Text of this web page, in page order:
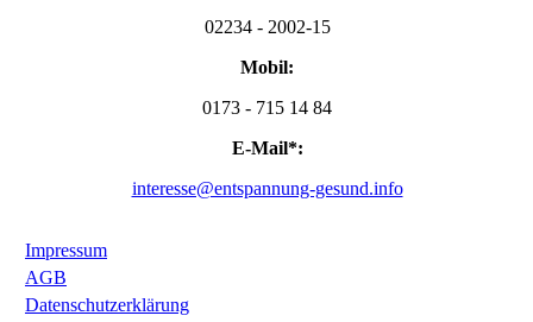
02234 - 2002-15
Mobil:
0173 - 715 14 84
E-Mail*:
interesse@entspannung-gesund.info
Impressum
AGB
Datenschutzerklärung